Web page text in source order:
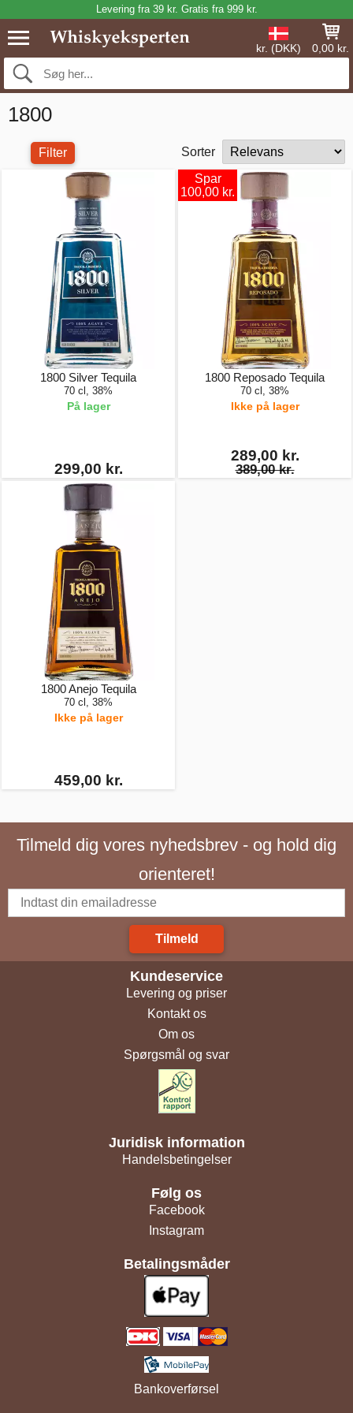
Levering fra 39 kr. Gratis fra 999 kr.
kr. (DKK) 0,00 kr.
1800
Filter Sorter
1800 Silver Tequila
70 cl, 38%
På lager
299,00 kr.
Spar
100,00 kr.
1800 Reposado Tequila
70 cl, 38%
Ikke på lager
289,00 kr.
389,00 kr.
1800 Anejo Tequila
70 cl, 38%
Ikke på lager
459,00 kr.
Tilmeld dig vores nyhedsbrev - og hold dig
orienteret!
Tilmeld
Kundeservice
Levering og priser
Kontakt os
Om os
Spørgsmål og svar
Juridisk information
Handelsbetingelser
Følg os
Facebook
Instagram
Betalingsmåder
Bankoverførsel